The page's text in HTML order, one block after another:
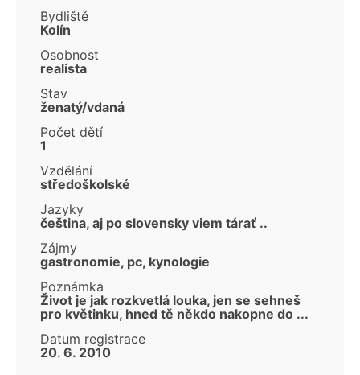
Bydliště
Kolín
Osobnost
realista
Stav
ženatý/vdaná
Počet dětí
1
Vzdělání
středoškolské
Jazyky
čeština, aj po slovensky viem tárať ..
Zájmy
gastronomie, pc, kynologie
Poznámka
Život je jak rozkvetlá louka, jen se sehneš
pro květinku, hned tě někdo nakopne do ...
Datum registrace
20. 6. 2010